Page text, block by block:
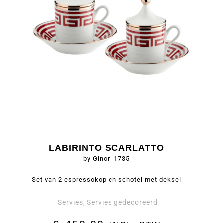
LABIRINTO SCARLATTO
by Ginori 1735
Set van 2 espressokop en schotel met deksel
Servies, Servies gedecoreerd